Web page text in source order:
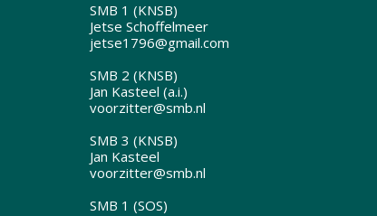
SMB 1 (KNSB)
Jetse Schoffelmeer
jetse1796@gmail.com
SMB 2 (KNSB)
Jan Kasteel (a.i.)
voorzitter@smb.nl
SMB 3 (KNSB)
Jan Kasteel
voorzitter@smb.nl
SMB 1 (SOS)